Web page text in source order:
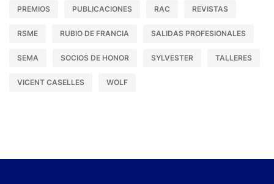
PREMIOS PUBLICACIONES RAC REVISTAS
RSME RUBIO DE FRANCIA SALIDAS PROFESIONALES
SEMA SOCIOS DE HONOR SYLVESTER TALLERES
VICENT CASELLES WOLF